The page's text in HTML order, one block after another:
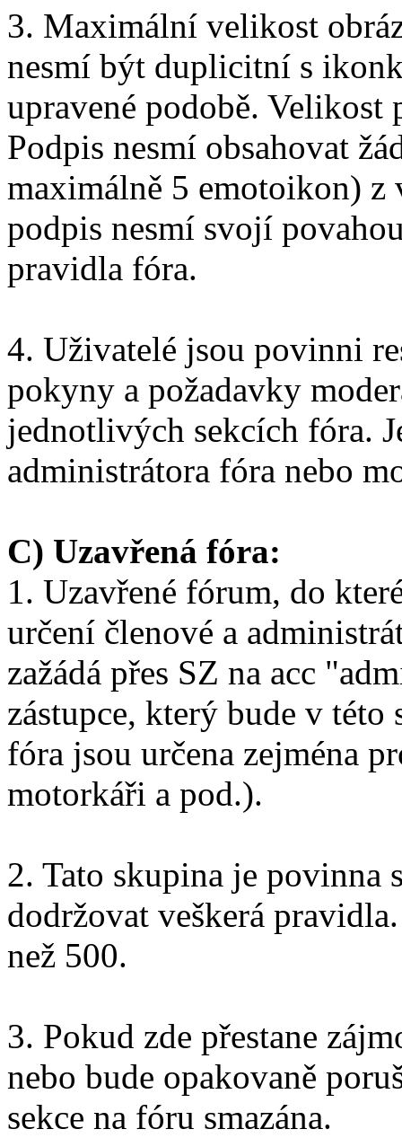
3. Maximální velikost
nesmí být duplicitní s
upravené podobě. Velikost
Podpis nesmí obsahovat
maximálně 5 emotoikon) z
podpis nesmí svojí
pravidla fóra.
4. Uživatelé jsou povinni
pokyny a požadavky
jednotlivých sekcích fóra.
administrátora fóra nebo
C) Uzavřená fóra:
1. Uzavřené fórum, do
určení členové a
zažádá přes SZ na acc
zástupce, který bude v této
fóra jsou určena zejména
motorkáři a pod.).
2. Tato skupina je povinna
dodržovat veškerá
než 500.
3. Pokud zde přestane
nebo bude opakovaně
sekce na fóru smazána.